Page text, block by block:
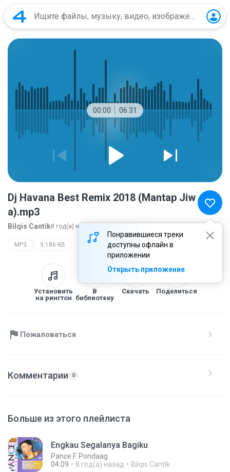
00:00 06:31
Понравившиеся треки
доступны офлайн в
приложении
Открыть приложение
Dj Havana Best Remix 2018 (Mantap Jiw
a).mp3
Bilqis Cantik8 год(а) назад
MP3 9,186 KB
Установить
на рингтон
В
библиотеку
Скачать Поделиться
Пожаловаться
Комментарии 0
Больше из этого плейлиста
Engkau Segalanya Bagiku
Pance F. Pondaag
04:09
8 год(а) назад Bilqis Cantik